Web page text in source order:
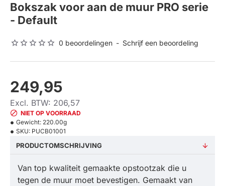
Bokszak voor aan de muur PRO serie
- Default
0 beoordelingen - Schrijf een beoordeling
249,95
Excl. BTW: 206,57
NIET OP VOORRAAD
Gewicht: 220.00g
SKU: PUCB01001
PRODUCTOMSCHRIJVING
Van top kwaliteit gemaakte opstootzak die u
tegen de muur moet bevestigen. Gemaakt van